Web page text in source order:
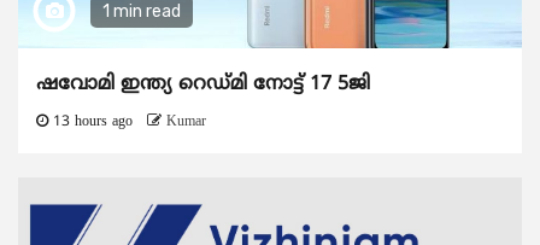
1 min read
ഷവോമി ഇന്ത്യ റെഡ്മി നോട്ട് 17 5ജി
13 hours ago Kumar